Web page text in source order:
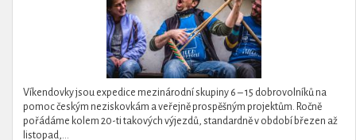
Víkendovky jsou expedice mezinárodní skupiny 6 – 15 dobrovolníků na
pomoc českým neziskovkám a veřejně prospěšným projektům. Ročně
pořádáme kolem 20-ti takových výjezdů, standardně v období březen až
listopad,...